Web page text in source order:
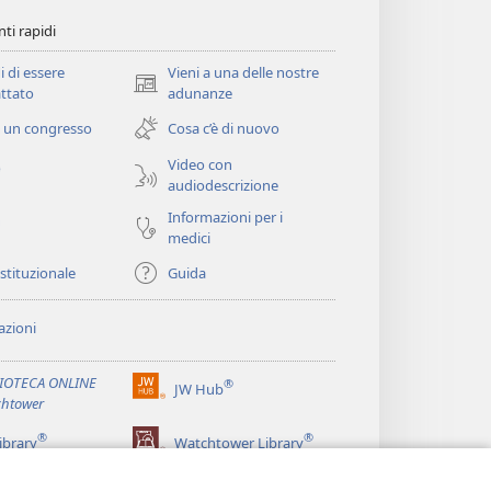
rapidi
di essere
Vieni a una delle nostre
adunanze
(apre
una
nuova
finestra)
un congresso
Cosa c’è di nuovo
Video con
audiodescrizione
Informazioni per i
medici
Guida
ONLINE
JW Hub®
(apre
nuova
® Watchtower Library®